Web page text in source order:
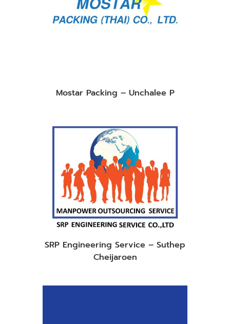
Mostar Packing – Unchalee P
SRP Engineering Service – Suthep
Cheijaroen